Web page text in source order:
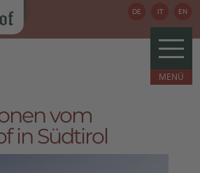
DE IT EN
vom
in Südtirol